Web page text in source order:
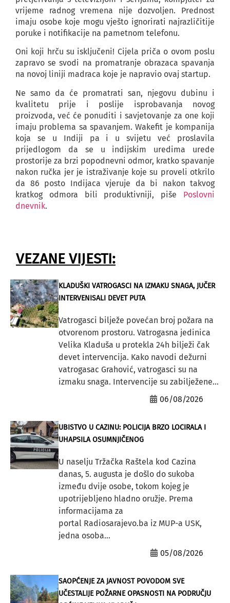
vrijeme radnog vremena nije dozvoljen. Prednost
imaju osobe koje mogu vješto ignorirati najrazličitije
poruke i notifikacije na pametnom telefonu.
Oni koji hrču su isključeni! Cijela priča o ovom poslu
zapravo se svodi na promatranje obrazaca spavanja
na novoj liniji madraca koje je napravio ovaj startup.
Ne samo da će promatrati san, njegovu dubinu i
kvalitetu prije i poslije isprobavanja novog
proizvoda, već će ponuditi i savjetovanje za one koji
imaju problema sa spavanjem. Wakefit je kompanija
koja se u Indiji pa i u svijetu već proslavila
prijedlogom da se u indijskim uredima urede
prostorije za brzi popodnevni odmor, kratko spavanje
nakon ručka jer je istraživanje koje su proveli otkrilo
da 86 posto Indijaca vjeruje da bi nakon takvog
kratkog odmora bili produktivniji, piše Poslovni
dnevnik.
VEZANE VIJESTI:
KLADUŠKI VATROGASCI NA IZMAKU SNAGA, JUČER
INTERVENISALI DEVET PUTA
Vatrogasci bilježe povećan broj požara na
otvorenom prostoru. Vatrogasna jedinica
Velika Kladuša u protekla 24h bilježi čak
devet intervencija. Kako navodi dežurni
vatrogasac Grahović, vatrogasci su na
izmaku snaga. Intervencije su zabilježene...
06/08/2026
UBISTVO U CAZINU: POLICIJA BRZO LOCIRALA I
UHAPSILA OSUMNJIČENOG
U naselju Tržačka Raštela kod Cazina
danas, 5. augusta je došlo do sukoba
između dvije osobe, tokom kojeg je
upotrijebljeno hladno oružje. Prema
informacijama za
portal Radiosarajevo.ba iz MUP-a USK,
jedna osoba...
05/08/2026
SAOPĆENJE ZA JAVNOST POVODOM SVE
UČESTALIJE POŽARNE OPASNOSTI NA PODRUČJU